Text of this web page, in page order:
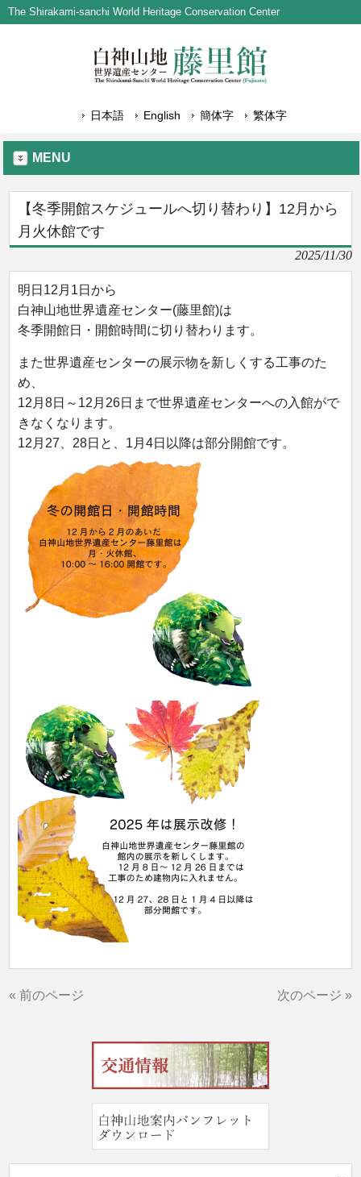
The Shirakami-sanchi World Heritage Conservation Center
日本語 English 簡体字 繁体字
MENU
【冬季開館スケジュールへ切り替わり】12月から
月火休館です
2025/11/30
明日12月1日から
白神山地世界遺産センター(藤里館)は
冬季開館日・開館時間に切り替わります。
また世界遺産センターの展示物を新しくする工事のた
め、
12月8日～12月26日まで世界遺産センターへの入館がで
きなくなります。
12月27、28日と、1月4日以降は部分開館です。
« 前のページ 次のページ »